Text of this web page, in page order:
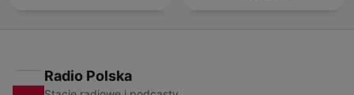
Radio Polska